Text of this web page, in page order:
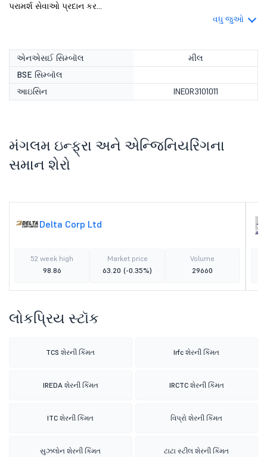
પરામર્શ સેવાઓ પ્રદાન કર...
વધુ જુઓ
એનએસઈ સિમ્બૉલ
મીલ
BSE સિમ્બૉલ
આઇસિન
INE0R3101011
મંગલમ ઇન્ફ્રા અને એન્જિનિયરિંગના
સમાન શેરો
Delta Corp Ltd
52 week high
98.86
Market price
63.20 (-0.35%)
Volume
29660
લોકપ્રિય સ્ટૉક
TCS શેરની કિંમત Irfc શેરની કિંમત
IREDA શેરની કિંમત IRCTC શેરની કિંમત
ITC શેરની કિંમત વિપ્રો શેરની કિંમત
સુઝલોન શેરની કિંમત ટાટા સ્ટીલ શેરની કિંમત